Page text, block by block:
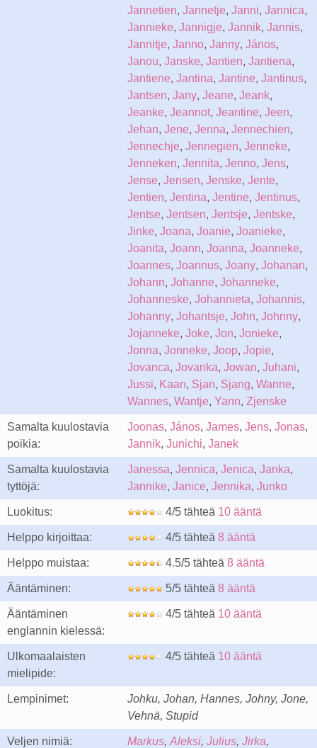
Jannetien, Jannetje, Janni, Jannica,
Jannieke, Jannigje, Jannik, Jannis,
Jannitje, Janno, Janny, János,
Janou, Janske, Jantien, Jantiena,
Jantiene, Jantina, Jantine, Jantinus,
Jantsen, Jany, Jeane, Jeank,
Jeanke, Jeannot, Jeantine, Jeen,
Jehan, Jene, Jenna, Jennechien,
Jennechje, Jennegien, Jenneke,
Jenneken, Jennita, Jenno, Jens,
Jense, Jensen, Jenske, Jente,
Jentien, Jentina, Jentine, Jentinus,
Jentse, Jentsen, Jentsje, Jentske,
Jinke, Joana, Joanie, Joanieke,
Joanita, Joann, Joanna, Joanneke,
Joannes, Joannus, Joany, Johanan,
Johann, Johanne, Johanneke,
Johanneske, Johannieta, Johannis,
Johanny, Johantsje, John, Johnny,
Jojanneke, Joke, Jon, Jonieke,
Jonna, Jonneke, Joop, Jopie,
Jovanca, Jovanka, Jowan, Juhani,
Jussi, Kaan, Sjan, Sjang, Wanne,
Wannes, Wantje, Yann, Zjenske
Samalta kuulostavia
poikia:
Joonas, János, James, Jens, Jonas,
Jannik, Junichi, Janek
Samalta kuulostavia
tyttöjä:
Janessa, Jennica, Jenica, Janka,
Jannike, Janice, Jennika, Junko
Luokitus: 4/5 tähteä 10 ääntä
Helppo kirjoittaa: 4/5 tähteä 8 ääntä
Helppo muistaa: 4.5/5 tähteä 8 ääntä
Ääntäminen: 5/5 tähteä 8 ääntä
Ääntäminen
englannin kielessä:
4/5 tähteä 10 ääntä
Ulkomaalaisten
mielipide:
4/5 tähteä 10 ääntä
Lempinimet:
Johku, Johan, Hannes, Johny, Jone,
Vehnä, Stupid
Veljen nimiä: Markus, Aleksi, Julius, Jirka,